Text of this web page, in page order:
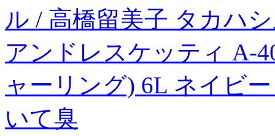
ル / 高橋留美子 タカハ
アンドレスケッティ A-
ャーリング) 6L ネイビ
いて臭